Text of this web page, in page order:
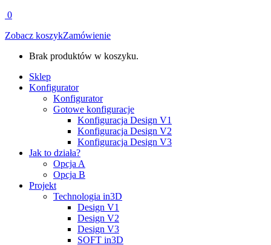
0
Zobacz koszykZamówienie
Brak produktów w koszyku.
Sklep
Konfigurator
Konfigurator
Gotowe konfiguracje
Konfiguracja Design V1
Konfiguracja Design V2
Konfiguracja Design V3
Jak to działa?
Opcja A
Opcja B
Projekt
Technologia in3D
Design V1
Design V2
Design V3
SOFT in3D